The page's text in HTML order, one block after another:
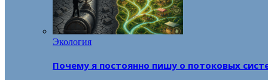
Экология
Почему я постоянно пишу о потоковых